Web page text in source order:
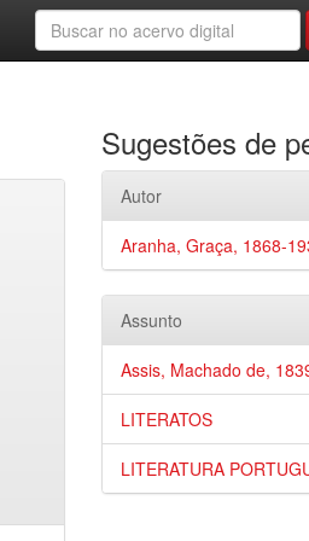
Sugestões de
Autor
Aranha, Graça, 1868-
Assunto
Assis, Machado de,
LITERATOS
LITERATURA